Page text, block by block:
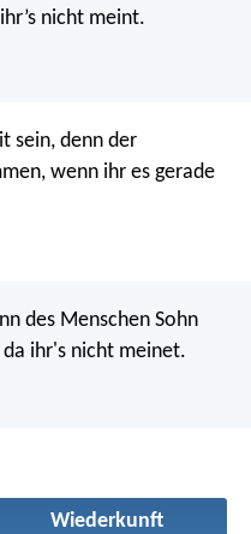
nicht meint.
sein, denn der
wenn ihr es gerade
des Menschen Sohn
ihr's nicht meinet.
Wiederkunft